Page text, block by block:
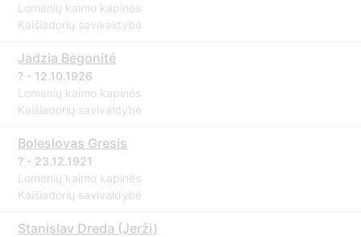
Lomenių kaimo kapinės
Kaišiadorių savivaldybė
Jadzia Begonitė
? - 12.10.1926
Lomenių kaimo kapinės
Kaišiadorių savivaldybė
Boleslovas Gresis
? - 23.12.1921
Lomenių kaimo kapinės
Kaišiadorių savivaldybė
Stanislav Dreda (Jerži)